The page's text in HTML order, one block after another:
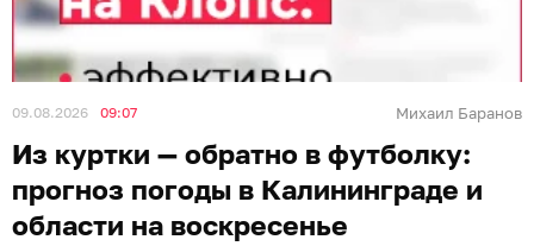
09.08.2026 09:07 Михаил Баранов
Из куртки — обратно в футболку:
прогноз погоды в Калининграде и
области на воскресенье